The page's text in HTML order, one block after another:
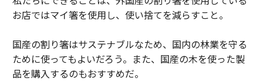
お店ではマイ箸を使用し、使い捨てを減らすこと。
国産の割り箸はサステナブルなため、国内の林業を守る
ために使ってもよいだろう。また、国産の木を使った製
品を購入するのもおすすめだ。